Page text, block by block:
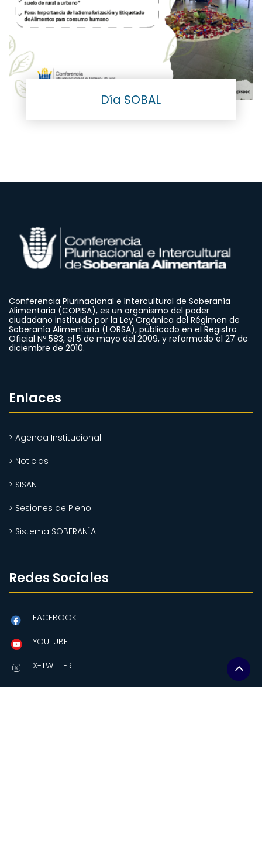
Día SOBAL
Conferencia Plurinacional e Intercultural de Soberanía
Alimentaria (COPISA), es un organismo del poder
ciudadano instituido por la Ley Orgánica del Régimen de
Soberanía Alimentaria (LORSA), publicado en el Registro
Oficial Nº 583, el 5 de mayo del 2009, y reformado el 27 de
diciembre de 2010.
Enlaces
> Agenda Institucional
> Noticias
> SISAN
> Sesiones de Pleno
> Sistema SOBERANÍA
Redes Sociales
FACEBOOK
YOUTUBE
X-TWITTER